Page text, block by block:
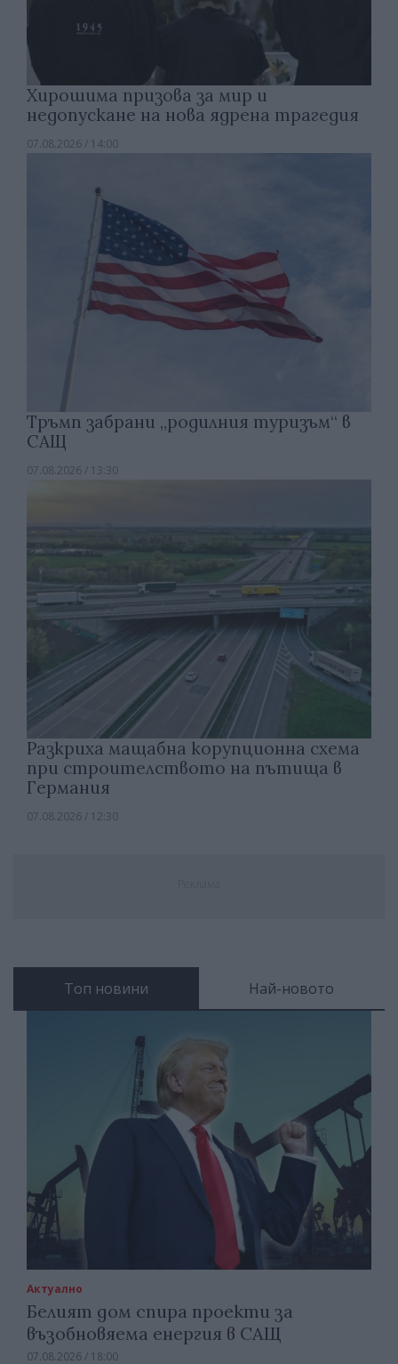
Хирошима призова за мир и
недопускане на нова ядрена трагедия
07.08.2026 / 14:00
Тръмп забрани „родилния туризъм“ в
САЩ
07.08.2026 / 13:30
Разкриха мащабна корупционна схема
при строителството на пътища в
Германия
07.08.2026 / 12:30
Топ новини Най-новото
Актуално
Белият дом спира проекти за
възобновяема енергия в САЩ
07.08.2026 / 18:00